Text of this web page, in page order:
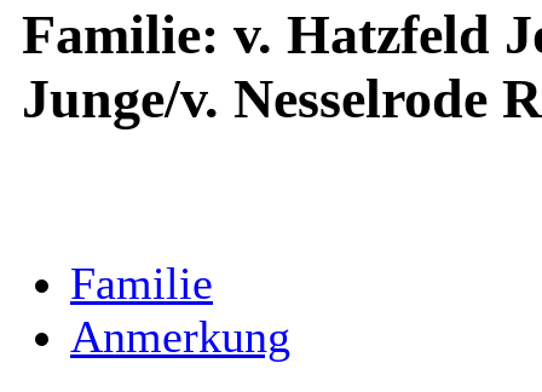
Familie: v. Hatzfeld
Junge/v. Nesselrode
Familie
Anmerkung